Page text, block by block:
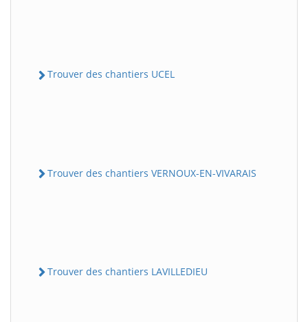
Trouver des chantiers UCEL
Trouver des chantiers VERNOUX-EN-VIVARAIS
Trouver des chantiers LAVILLEDIEU